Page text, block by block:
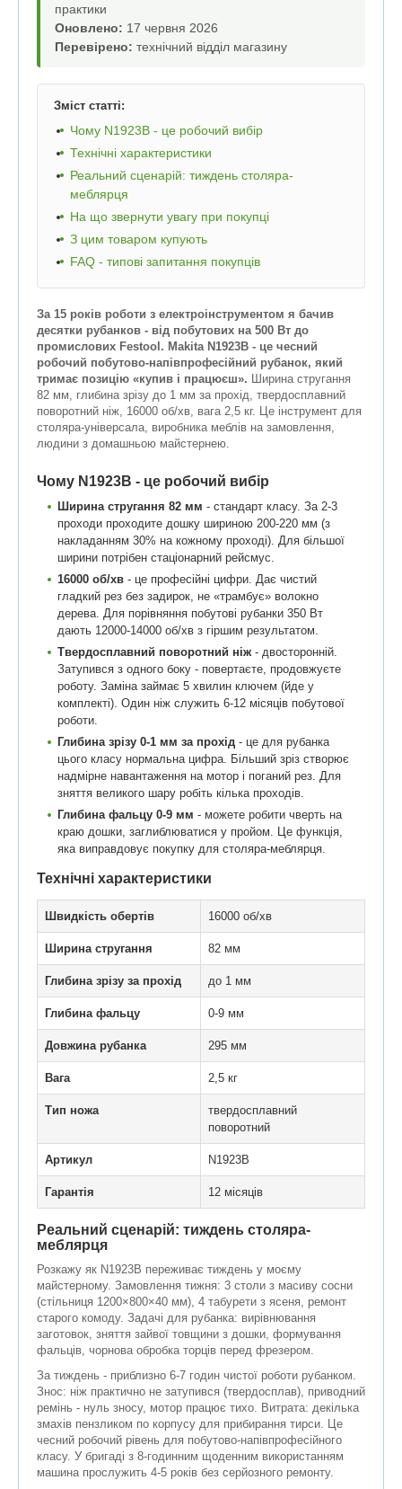
практики
Оновлено: 17 червня 2026
Перевірено: технічний відділ магазину
Зміст статті:
Чому N1923B - це робочий вибір
Технічні характеристики
Реальний сценарій: тиждень столяра-
меблярця
На що звернути увагу при покупці
З цим товаром купують
FAQ - типові запитання покупців
За 15 років роботи з електроінструментом я бачив
десятки рубанков - від побутових на 500 Вт до
промислових Festool. Makita N1923B - це чесний
робочий побутово-напівпрофесійний рубанок, який
тримає позицію «купив і працюєш». Ширина стругання
82 мм, глибина зрізу до 1 мм за прохід, твердосплавний
поворотний ніж, 16000 об/хв, вага 2,5 кг. Це інструмент для
столяра-універсала, виробника меблів на замовлення,
людини з домашньою майстернею.
Чому N1923B - це робочий вибір
Ширина стругання 82 мм - стандарт класу. За 2-3
проходи проходите дошку шириною 200-220 мм (з
накладанням 30% на кожному проході). Для більшої
ширини потрібен стаціонарний рейсмус.
16000 об/хв - це професійні цифри. Дає чистий
гладкий рез без задирок, не «трамбує» волокно
дерева. Для порівняння побутові рубанки 350 Вт
дають 12000-14000 об/хв з гіршим результатом.
Твердосплавний поворотний ніж - двосторонній.
Затупився з одного боку - повертаєте, продовжуєте
роботу. Заміна займає 5 хвилин ключем (йде у
комплекті). Один ніж служить 6-12 місяців побутової
роботи.
Глибина зрізу 0-1 мм за прохід - це для рубанка
цього класу нормальна цифра. Більший зріз створює
надмірне навантаження на мотор і поганий рез. Для
зняття великого шару робіть кілька проходів.
Глибина фальцу 0-9 мм - можете робити чверть на
краю дошки, заглиблюватися у пройом. Це функція,
яка виправдовує покупку для столяра-меблярця.
Технічні характеристики
Швидкість обертів 16000 об/хв
Ширина стругання 82 мм
Глибина зрізу за прохід до 1 мм
Глибина фальцу 0-9 мм
Довжина рубанка 295 мм
Вага 2,5 кг
Тип ножа
твердосплавний
поворотний
Артикул N1923B
Гарантія 12 місяців
Реальний сценарій: тиждень столяра-
меблярця
Розкажу як N1923B переживає тиждень у моєму
майстерному. Замовлення тижня: 3 столи з масиву сосни
(стільниця 1200×800×40 мм), 4 табурети з ясеня, ремонт
старого комоду. Задачі для рубанка: вирівнювання
заготовок, зняття зайвої товщини з дошки, формування
фальців, чорнова обробка торців перед фрезером.
За тиждень - приблизно 6-7 годин чистої роботи рубанком.
Знос: ніж практично не затупився (твердосплав), приводний
ремінь - нуль зносу, мотор працює тихо. Витрата: декілька
змахів пензликом по корпусу для прибирання тирси. Це
чесний робочий рівень для побутово-напівпрофесійного
класу. У бригаді з 8-годинним щоденним використанням
машина прослужить 4-5 років без серйозного ремонту.